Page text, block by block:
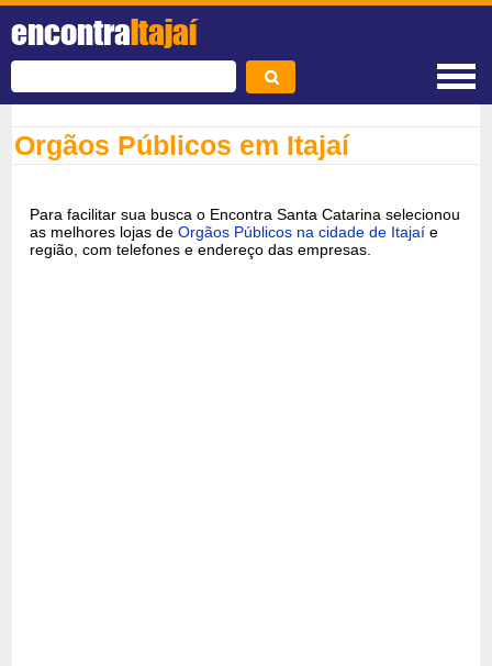
encontraItajaí
Orgãos Públicos em Itajaí
Para facilitar sua busca o Encontra Santa Catarina selecionou
as melhores lojas deOrgãos Públicos na cidade de Itajaí e
região, com telefones e endereço das empresas.